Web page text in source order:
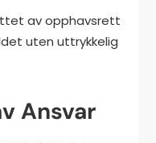
av opphavsrett
uten uttrykkelig
Ansvar